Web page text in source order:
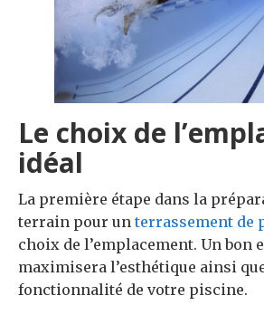
Le choix de
idéal
La première étape dans la
terrain pour un terrassement de
choix de l’emplacement. Un bon
maximisera l’esthétique ainsi
fonctionnalité de votre piscine.